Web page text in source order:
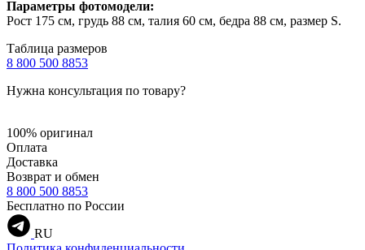
Параметры фотомодели:
Рост 175 см, грудь 88 см, талия 60 см, бедра 88 см, размер S.
Таблица размеров
8 800 500 8853
Нужна консультация по товару?
100% оригинал
Оплата
Доставка
Возврат и обмен
8 800 500 8853
Бесплатно по России
RU